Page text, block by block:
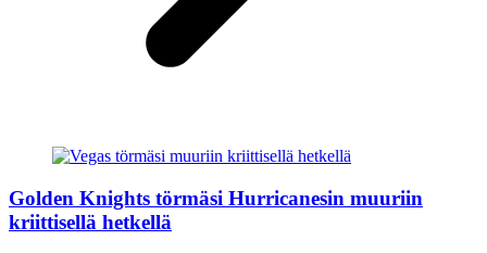
Golden Knights törmäsi Hurricanesin muuriin
kriittisellä hetkellä